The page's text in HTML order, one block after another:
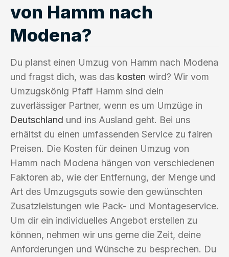
von Hamm nach
Modena?
Du planst einen Umzug von Hamm nach Modena
und fragst dich, was das kosten wird? Wir vom
Umzugskönig Pfaff Hamm sind dein
zuverlässiger Partner, wenn es um Umzüge in
Deutschland und ins Ausland geht. Bei uns
erhältst du einen umfassenden Service zu fairen
Preisen. Die Kosten für deinen Umzug von
Hamm nach Modena hängen von verschiedenen
Faktoren ab, wie der Entfernung, der Menge und
Art des Umzugsguts sowie den gewünschten
Zusatzleistungen wie Pack- und Montageservice.
Um dir ein individuelles Angebot erstellen zu
können, nehmen wir uns gerne die Zeit, deine
Anforderungen und Wünsche zu besprechen. Du